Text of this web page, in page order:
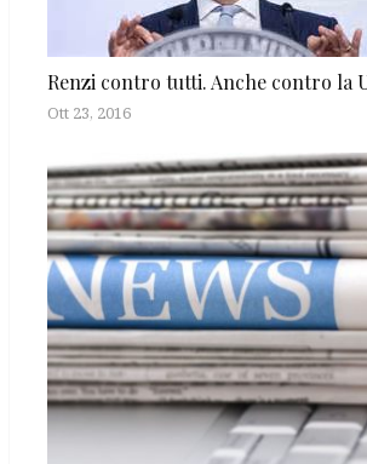
Renzi contro tutti. Anche contro la
Ott 23, 2016